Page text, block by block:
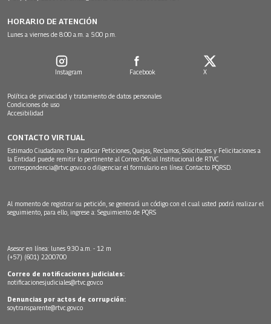
HORARIO DE ATENCIÓN
Lunes a viernes de 8:00 a.m. a 5:00 p.m.
Instagram Facebook X
Política de privacidad y tratamiento de datos personales
Condiciones de uso
Accesibilidad
CONTACTO VIRTUAL
Estimado Ciudadano: Para radicar Peticiones, Quejas, Reclamos, Solicitudes y Felicitaciones a
la Entidad puede remitir lo pertinente al Correo Oficial Institucional de RTVC
correspondencia@rtvc.gov.co o diligenciar el formulario en línea: Contacto PQRSD.
Al momento de registrar su petición, se generará un código con el cual usted podrá realizar el
seguimiento, para ello, ingrese a: Seguimiento de PQRS
Asesor en línea: lunes 9:30 a.m. - 12 m
(+57) (601) 2200700
Correo de notificaciones judiciales:
notificacionesjudiciales@rtvc.gov.co
Denuncias por actos de corrupción:
soytransparente@rtvc.gov.co